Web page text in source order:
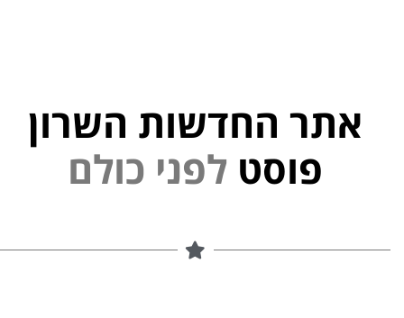
אתר החדשות השרון
פוסט